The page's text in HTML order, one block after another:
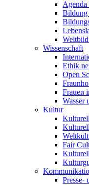
Bildung
Wissenschaft
Ethik
Open
Frauen
Wasser
Kultur
Fair
Presse-